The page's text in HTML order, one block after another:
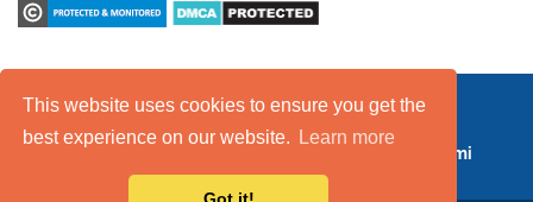
This website uses cookies to ensure you get the
best experience on our website.
Learn more
Kebijakan Layanan
Kebijakan Privasi
Tentang Kami